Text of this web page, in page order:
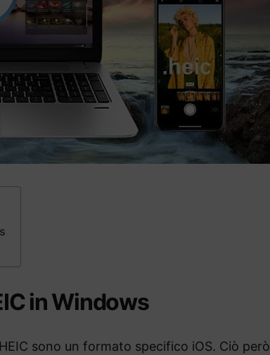
in Windows
sono un formato specifico iOS. Ciò però